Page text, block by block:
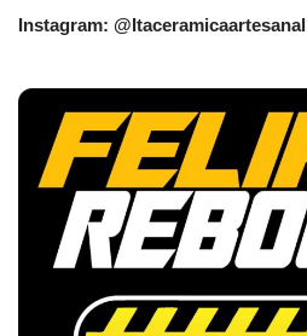
Instagram: @Itaceramicaartesanal